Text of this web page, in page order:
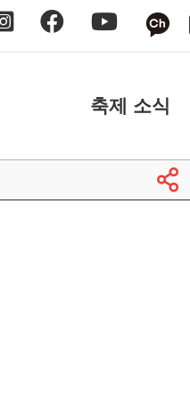
축제 소식
공지사항
보도자료